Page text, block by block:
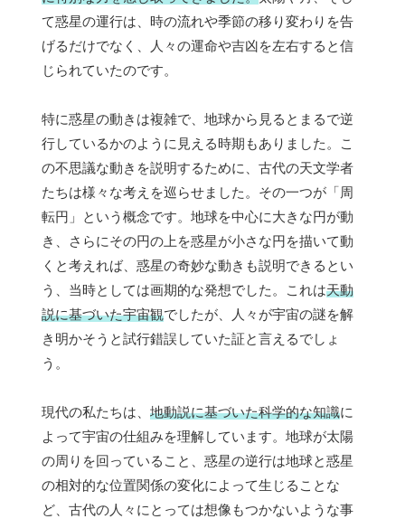
て惑星の運行は、時の流れや季節の移り変わりを告
げるだけでなく、人々の運命や吉凶を左右すると信
じられていたのです。
特に惑星の動きは複雑で、地球から見るとまるで逆
行しているかのように見える時期もありました。こ
の不思議な動きを説明するために、古代の天文学者
たちは様々な考えを巡らせました。その一つが「周
転円」という概念です。地球を中心に大きな円が動
き、さらにその円の上を惑星が小さな円を描いて動
くと考えれば、惑星の奇妙な動きも説明できるとい
う、当時としては画期的な発想でした。これは天動
説に基づいた宇宙観でしたが、人々が宇宙の謎を解
き明かそうと試行錯誤していた証と言えるでしょ
う。
現代の私たちは、 地動説に基づいた科学的な知識に
よって宇宙の仕組みを理解しています。地球が太陽
の周りを回っていること、惑星の逆行は地球と惑星
の相対的な位置関係の変化によって生じることな
ど、古代の人々にとっては想像もつかないような事